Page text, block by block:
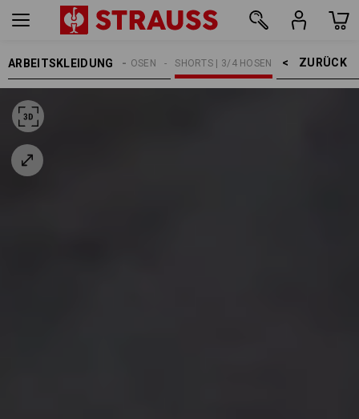
ARBEITSKLEIDUNG ZURÜCK    >
SHORTS | 3/4 HOSEN
ARBEITSHOSEN
HERREN